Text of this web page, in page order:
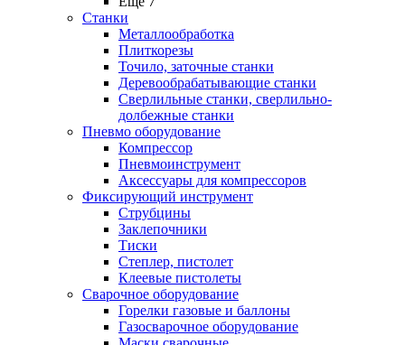
Станки
Металлообработка
Плиткорезы
Точило, заточные станки
Деревообрабатывающие станки
Сверлильные станки, сверлильно-
долбежные станки
Пневмо оборудование
Компрессор
Пневмоинструмент
Аксессуары для компрессоров
Фиксирующий инструмент
Струбцины
Заклепочники
Тиски
Степлер, пистолет
Клеевые пистолеты
Сварочное оборудование
Горелки газовые и баллоны
Газосварочное оборудование